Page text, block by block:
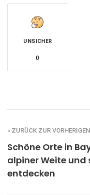
UNSICHER
0
« ZURÜCK ZUR
Schöne Orte in
alpiner Weite
entdecken